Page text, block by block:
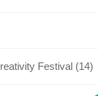
Festival (14)